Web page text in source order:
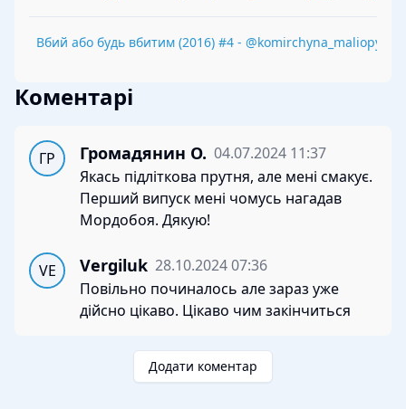
Вбий або будь вбитим (2016) #4 - @komirchyna_maliopysiv
Коментарі
ГР Громадянин О. 04.07.2024 11:37
Якась підліткова прутня, але мені смакує.
Перший випуск мені чомусь нагадав
Мордобоя. Дякую!
VE Vergiluk 28.10.2024 07:36
Повільно починалось але зараз уже
дійсно цікаво. Цікаво чим закінчиться
Додати коментар